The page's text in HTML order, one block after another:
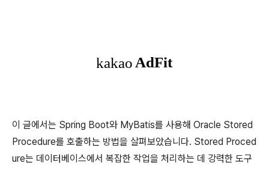
이 글에서는 Spring Boot와 MyBatis를 사용해 Oracle Stored
Procedure를 호출하는 방법을 살펴보았습니다. Stored Proced
ure는 데이터베이스에서 복잡한 작업을 처리하는 데 강력한 도구